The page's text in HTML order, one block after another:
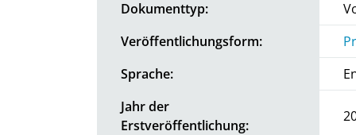
Dokumenttyp:
Veröffentlichungsform:
Sprache:
Jahr der
Erstveröffentlichung: